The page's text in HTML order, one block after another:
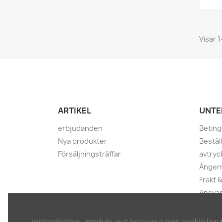
Visar
ARTIKEL
erbjudanden
Nya produkter
Försäljningsträffar
Frakt